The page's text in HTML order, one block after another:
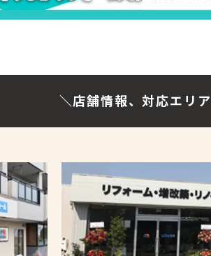
＼店舗情報、対応エリ